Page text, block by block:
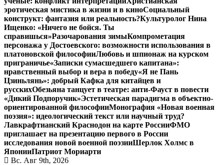
эротическая мистика в жизни и в киноСоциальный
конструкт: фантазия или реальность?Культуролог Нина
Ищенко: «Ничего не бойся. Ты
справишься»Разочарования зимыКомпрометация
персонажа у Достоевского: возможности использования в
платоновской философииЛюбовь и шпионаж на курском
приграничье«Записки сумасшедшего капитана»:
нравственный выбор и вера в победу«Я не Пань
Цзиньлянь»: добрый Кафка для китайцев и
русскихОбезьяна танцует в театре: анти-Фауст в повести
«Дикий Подпоручик»Эстетическая парадигма в объектно-
ориентированной философииМонография «Новая военная
поэзия»: идеологический текст или научный труд?
Лавкрафтианский Краснодон на карте РоссииФМО
приглашает на презентацию первого в России
исследования новой военной поэзииШерлок Холмс в
ЯпонииПатриот Мориарти
Вс. Авг 9th, 2026